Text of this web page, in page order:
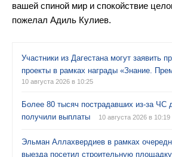
вашей спиной мир и спокойствие
пожелал Адиль Кулиев.
Участники из Дагестана могут заявить
проекты в рамках награды «Знание.
10 августа 2026 в 10:25
Более 80 тысяч пострадавших из-за ЧС
получили выплаты
10 августа 2026 в 10:19
Эльман Аллахвердиев в рамках
выезда посетил строительную